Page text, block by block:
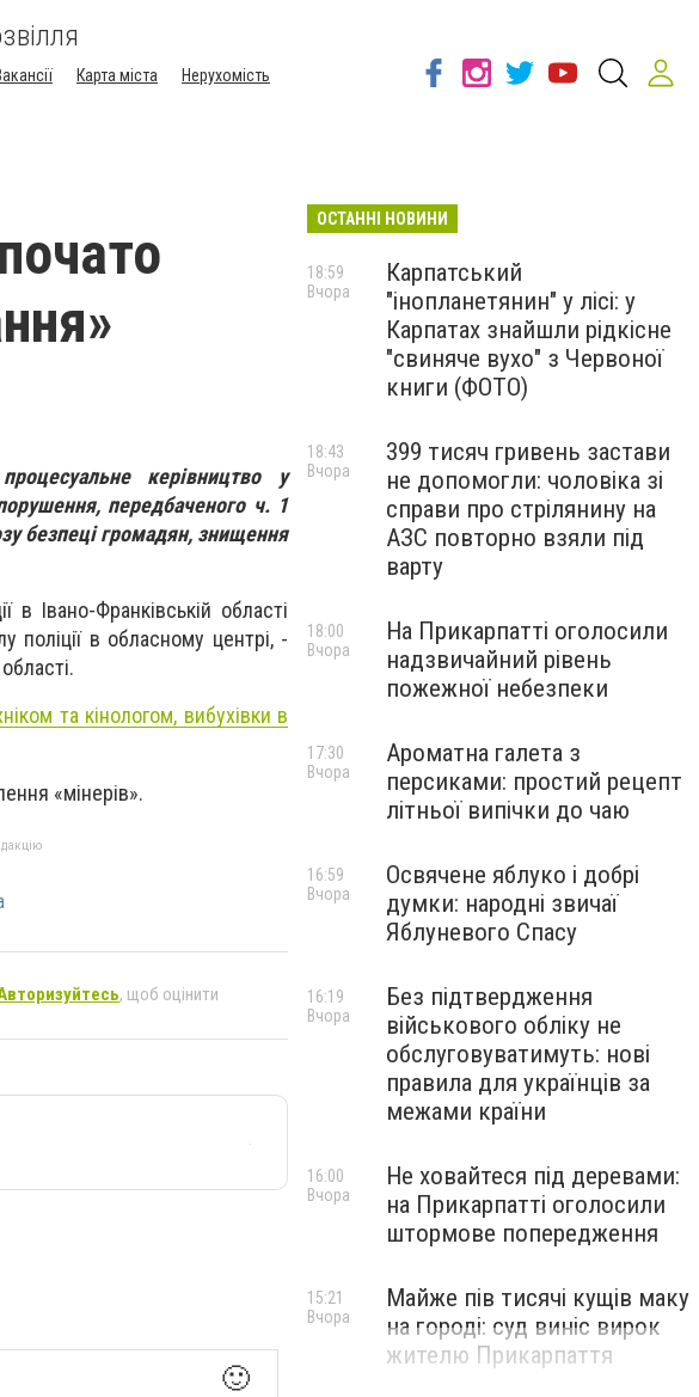
Карта міста
Нерухомість
керівництво у
передбаченого ч. 1
безпеці громадян, знищення
в Івано-Франківській області
поліції в обласному центрі, -
та кінологом, вибухівки в
«мінерів».
, щоб оцінити
🙂
ОСТАННІ НОВИНИ
Карпатський
"інопланетянин" у лісі: у
Карпатах знайшли рідкісне
"свиняче вухо" з Червоної
книги (ФОТО)
18:59
Вчора
399 тисяч гривень застави
не допомогли: чоловіка зі
справи про стрілянину на
АЗС повторно взяли під
варту
18:43
Вчора
На Прикарпатті оголосили
надзвичайний рівень
пожежної небезпеки
18:00
Вчора
Ароматна галета з
персиками: простий рецепт
літньої випічки до чаю
17:30
Вчора
Освячене яблуко і добрі
думки: народні звичаї
Яблуневого Спасу
16:59
Вчора
Без підтвердження
військового обліку не
обслуговуватимуть: нові
правила для українців за
межами країни
16:19
Вчора
Не ховайтеся під деревами:
на Прикарпатті оголосили
штормове попередження
16:00
Вчора
Майже пів тисячі кущів маку
на городі: суд виніс вирок
жителю Прикарпаття
15:21
Вчора